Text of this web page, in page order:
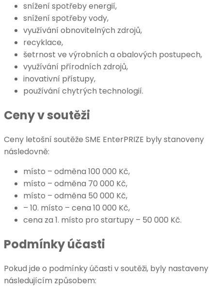
snížení spotřeby energií,
snížení spotřeby vody,
využívání obnovitelných zdrojů,
recyklace,
šetrnost ve výrobních a obalových postupech,
využívání přírodních zdrojů,
inovativní přístupy,
používání chytrých technologií.
Ceny v soutěži
Ceny letošní soutěže SME EnterPRIZE byly stanoveny
následovně:
místo – odměna 100 000 Kč,
místo – odměna 70 000 Kč,
místo – odměna 50 000 Kč,
– 10. místo – cena 10 000 Kč,
cena za 1. místo pro startupy – 50 000 Kč.
Podmínky účasti
Pokud jde o podmínky účasti v soutěži, byly nastaveny
následujícím způsobem: